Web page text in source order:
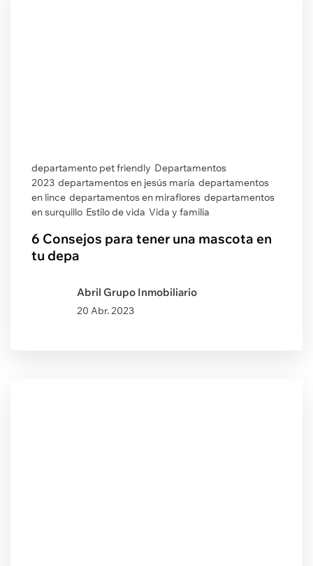
departamento pet friendly Departamentos
2023 departamentos en jesús maría departamentos
en lince departamentos en miraflores departamentos
en surquillo Estilo de vida Vida y familia
6 Consejos para tener una mascota en
tu depa
Abril Grupo Inmobiliario
20 Abr. 2023